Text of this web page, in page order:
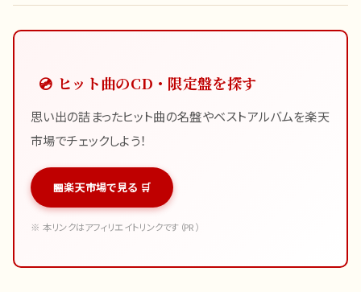
💿 ヒット曲のCD・限定盤を探す
思い出の詰まったヒット曲の名盤やベストアルバムを楽天
市場でチェックしよう！
楽天市場で見る 🛒
※ 本リンクはアフィリエイトリンクです（PR）